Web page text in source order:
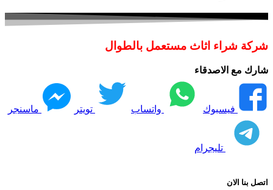
شركة شراء اثاث مستعمل بالطوال
شارك مع الاصدقاء
فيسبوك واتساب تويتر ماسنجر
تليجرام
اتصل بنا الان